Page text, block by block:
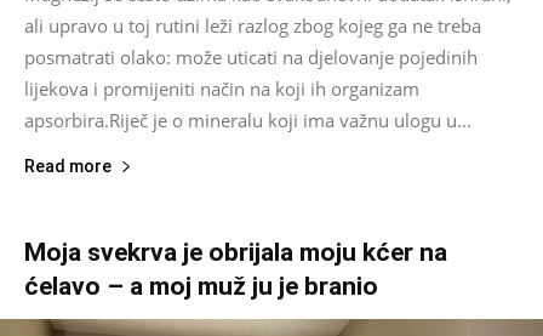
ali upravo u toj rutini leži razlog zbog kojeg ga ne treba
posmatrati olako: može uticati na djelovanje pojedinih
lijekova i promijeniti način na koji ih organizam
apsorbira.Riječ je o mineralu koji ima važnu ulogu u...
Read more
Moja svekrva je obrijala moju kćer na
ćelavo – a moj muž ju je branio